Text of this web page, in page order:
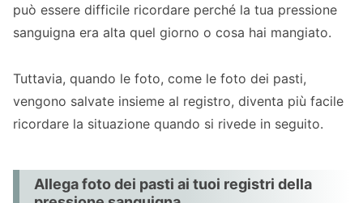
può essere difficile ricordare perché la tua pressione
sanguigna era alta quel giorno o cosa hai mangiato.
Tuttavia, quando le foto, come le foto dei pasti,
vengono salvate insieme al registro, diventa più facile
ricordare la situazione quando si rivede in seguito.
Allega foto dei pasti ai tuoi registri della